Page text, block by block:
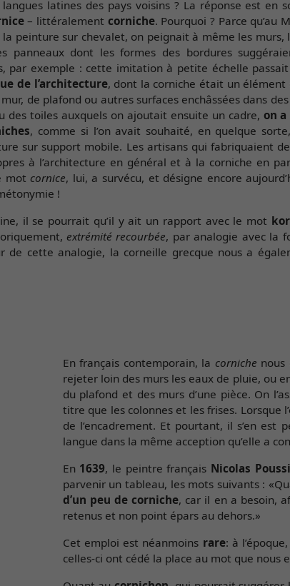
latines des pays voisins ? La réponse est en
– littéralement corniche. Pourquoi ? Parce qu’au
peinture sur chevalet, on peignait à même les murs,
panneaux dont les formes des bordures
par exemple : cette imitation à petite échelle passait
de l’architecture, dont la corniche était un élément
de plafond ou autres surfaces enchâssées dans
des toiles auxquels on ajoutait ensuite un cadre, on
, comme si l’on avait souhaité, en quelque
sur support mobile. Les artisans qui fabriquaient
à l’architecture en général et à la corniche en
mot cornice, lui, a survécu, et désigne encore
!
il se pourrait qu’il y ait un rapport avec le mot
extrémité recourbée, par analogie avec la
de cette analogie, la corneille grecque nous a
En français contemporain, la corniche nous
rejeter loin des murs les eaux de pluie, ou
du plafond et des murs d’une pièce. On
titre que les colonnes et les frises. Lorsque
de l’encadrement. Et pourtant, il s’en est
langue dans la même acception qu’elle a
En 1639, le peintre français Nicolas
parvenir un tableau, les mots suivants :
d’un peu de corniche, car il en a besoin,
retenus et non point épars au dehors.»
Cet emploi est néanmoins rare: à
celles-ci ont cédé la place au mot que nous